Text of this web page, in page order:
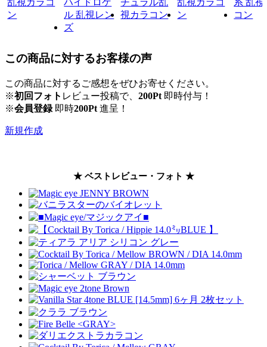
この商品に対するお客様の声
この商品に対するご感想をぜひお寄せください。
※初回フォト レビュー投稿で、 200Pt 即時付与！
※会員登録即時200Pt 進呈！
新規作成
★ ベストレビュー・フォト ★